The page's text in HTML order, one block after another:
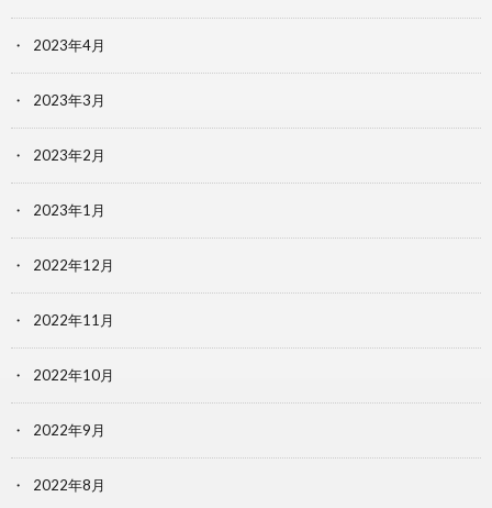
2023年4月
2023年3月
2023年2月
2023年1月
2022年12月
2022年11月
2022年10月
2022年9月
2022年8月